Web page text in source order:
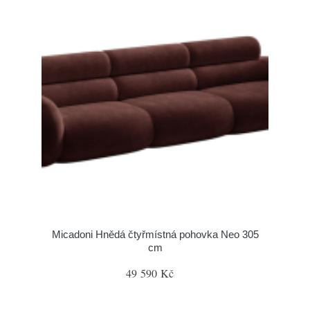
Micadoni Hnědá čtyřmístná pohovka Neo 305
cm
49 590 Kč